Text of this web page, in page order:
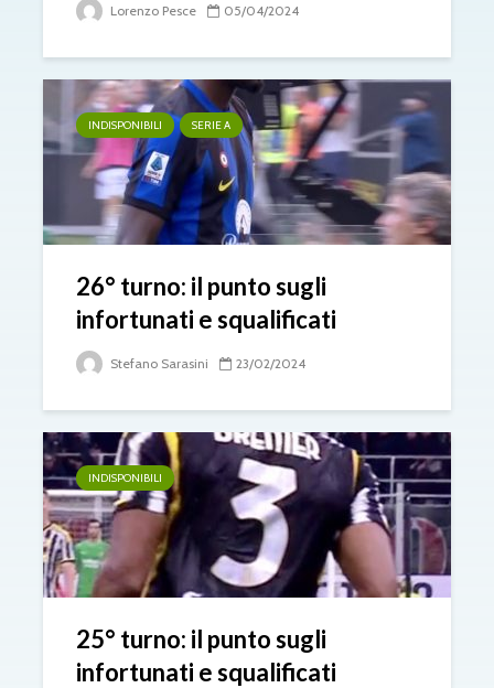
Lorenzo Pesce 05/04/2024
INDISPONIBILI SERIE A
26° turno: il punto sugli
infortunati e squalificati
Stefano Sarasini 23/02/2024
INDISPONIBILI
25° turno: il punto sugli
infortunati e squalificati